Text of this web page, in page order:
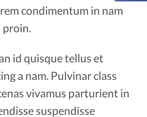
condimentum in nam
id quisque tellus et
a nam. Pulvinar class
vivamus parturient in
suspendisse